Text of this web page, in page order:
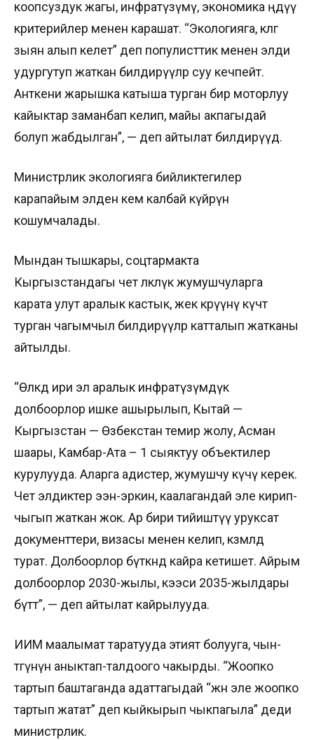
коопсуздук жагы, инфратүзүмү, экономика өңдүү
критерийлер менен карашат. “Экологияга, көлгө
зыян алып келет” деп популисттик менен элди
удургутуп жаткан билдирүүлөр суу кечпейт.
Анткени жарышка катыша турган бир моторлуу
кайыктар заманбап келип, майы акпагыдай
болуп жабдылган”, — деп айтылат билдирүүдө.
Министрлик экологияга бийликтегилер
карапайым элден кем калбай күйөрүн
кошумчалады.
Мындан тышкары, соцтармакта
Кыргызстандагы чет өлкөлүк жумушчуларга
карата улут аралык кастык, жек көрүүнү күчөтө
турган чагымчыл билдирүүлөр катталып жатканы
айтылды.
“Өлкөдө ири эл аралык инфратүзүмдүк
долбоорлор ишке ашырылып, Кытай —
Кыргызстан — Өзбекстан темир жолу, Асман
шаары, Камбар-Ата – 1 сыяктуу объектилер
курулууда. Аларга адистер, жумушчу күчү керек.
Чет элдиктер ээн-эркин, каалагандай эле кирип-
чыгып жаткан жок. Ар бири тийиштүү уруксат
документтери, визасы менен келип, көзөмөлдө
турат. Долбоорлор бүткөндө кайра кетишет. Айрым
долбоорлор 2030-жылы, кээси 2035-жылдары
бүтөт”, — деп айтылат кайрылууда.
ИИМ маалымат таратууда этият болууга, чын-
төгүнүн аныктап-талдоого чакырды. “Жоопко
тартып баштаганда адаттагыдай “жөн эле жоопко
тартып жатат” деп кыйкырып чыкпагыла” деди
министрлик.